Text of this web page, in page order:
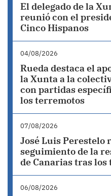
El delegado de la
reunió con el
Cinco Hispanos
04/08/2026
Rueda destaca el
la Xunta a la
con partidas
los terremotos
07/08/2026
José Luis Perestelo
seguimiento de la
de Canarias tras
06/08/2026